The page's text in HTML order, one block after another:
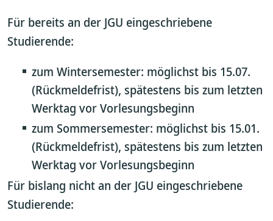
Für bereits an der JGU eingeschriebene
Studierende:
zum Wintersemester: möglichst bis 15.07.
(Rückmeldefrist), spätestens bis zum letzten
Werktag vor Vorlesungsbeginn
zum Sommersemester: möglichst bis 15.01.
(Rückmeldefrist), spätestens bis zum letzten
Werktag vor Vorlesungsbeginn
Für bislang nicht an der JGU eingeschriebene
Studierende: